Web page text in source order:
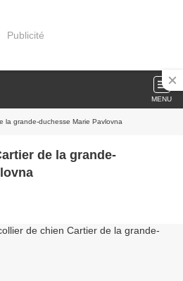
Publicité
MENU
la grande-duchesse Marie Pavlovna
de la grande-